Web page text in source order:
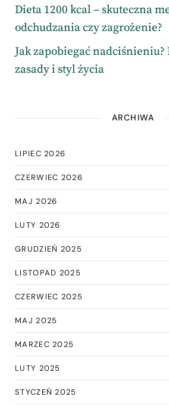
Dieta 1200 kcal – skuteczna
odchudzania czy zagrożenie?
Jak zapobiegać nadciśnieniu?
zasady i styl życia
ARCHIWA
LIPIEC 2026
CZERWIEC 2026
MAJ 2026
LUTY 2026
GRUDZIEŃ 2025
LISTOPAD 2025
CZERWIEC 2025
MAJ 2025
MARZEC 2025
LUTY 2025
STYCZEŃ 2025